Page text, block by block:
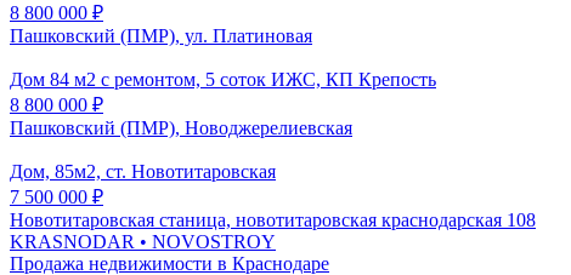
8 800 000 ₽
Пашковский (ПМР), ул. Платиновая
Дом 84 м2 с ремонтом, 5 соток ИЖС, КП Крепость
8 800 000 ₽
Пашковский (ПМР), Новоджерелиевская
Дом, 85м2, ст. Новотитаровская
7 500 000 ₽
Новотитаровская станица, новотитаровская краснодарская 108
KRASNODAR • NOVOSTROY
Продажа недвижимости в Краснодаре